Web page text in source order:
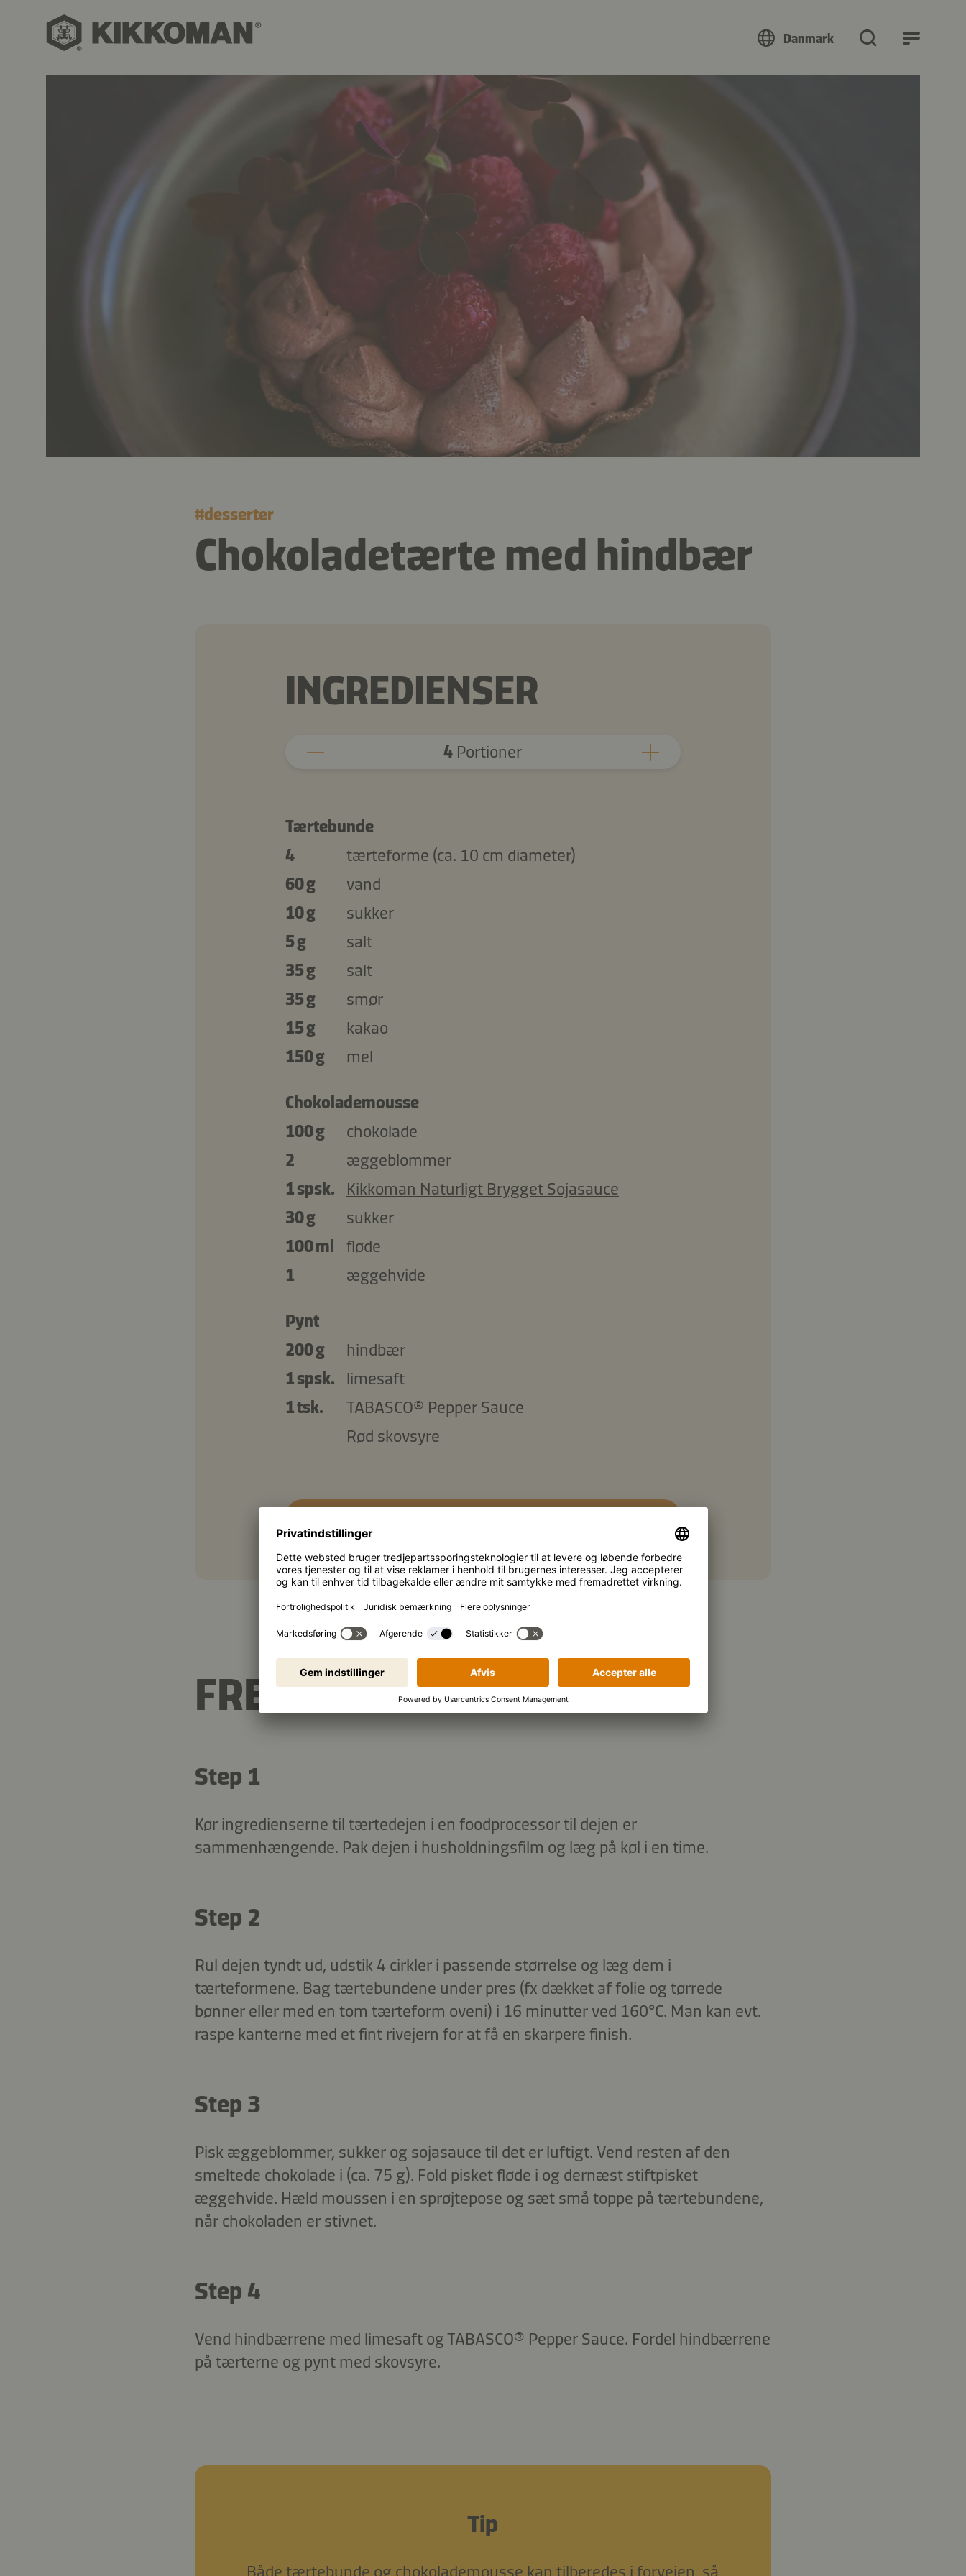
Danmark
#desserter
Chokoladetærte med hindbær
INGREDIENSER
4 Portioner
Tærtebunde
4
tærteforme (ca. 10 cm diameter)
60 g
vand
10 g
sukker
5 g
salt
35 g
salt
35 g
smør
15 g
kakao
150 g
mel
Chokolademousse
100 g
chokolade
2
æggeblommer
1 spsk.
Kikkoman Naturligt Brygget Sojasauce
30 g
sukker
100 ml
fløde
1
æggehvide
Pynt
200 g
hindbær
1 spsk.
limesaft
1 tsk.
TABASCO® Pepper Sauce
Rød skovsyre
FREMGANGSMÅDE
Step 1
Kør ingredienserne til tærtedejen i en foodprocessor til dejen er
sammenhængende. Pak dejen i husholdningsfilm og læg på køl i en time.
Step 2
Rul dejen tyndt ud, udstik 4 cirkler i passende størrelse og læg dem i
tærteformene. Bag tærtebundene under pres (fx dækket af folie og tørrede
bønner eller med en tom tærteform oveni) i 16 minutter ved 160°C. Man kan evt.
raspe kanterne med et fint rivejern for at få en skarpere finish.
Step 3
Pisk æggeblommer, sukker og sojasauce til det er luftigt. Vend resten af den
smeltede chokolade i (ca. 75 g). Fold pisket fløde i og dernæst stiftpisket
æggehvide. Hæld moussen i en sprøjtepose og sæt små toppe på tærtebundene,
når chokoladen er stivnet.
Step 4
Vend hindbærrene med limesaft og TABASCO® Pepper Sauce. Fordel hindbærrene
på tærterne og pynt med skovsyre.
Tip
Både tærtebunde og chokolademousse kan tilberedes i forvejen, så